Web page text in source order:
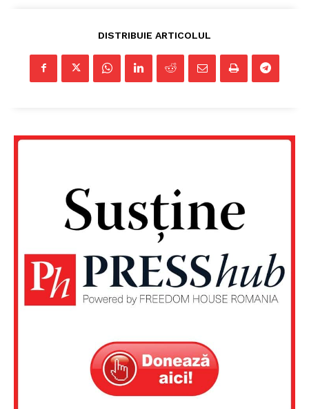
Un proiect
FREEDOM HOUSE ROMÂNIA
PRESShub
DISTRIBUIE ARTICOLUL